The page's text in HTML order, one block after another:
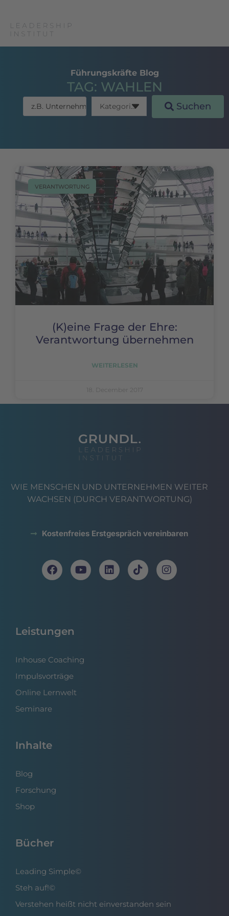
Führungskräfte Blog
TAG: WAHLEN
Suchen
VERANTWORTUNG
(K)eine Frage der Ehre:
Verantwortung übernehmen
WEITERLESEN
18. December 2017
WIE MENSCHEN UND UNTERNEHMEN WEITER
WACHSEN (DURCH VERANTWORTUNG)
Kostenfreies Erstgespräch vereinbaren
Leistungen
Inhouse Coaching
Impulsvorträge
Online Lernwelt
Seminare
Inhalte
Blog
Forschung
Shop
Bücher
Leading Simple©
Steh auf!©
Verstehen heißt nicht einverstanden sein